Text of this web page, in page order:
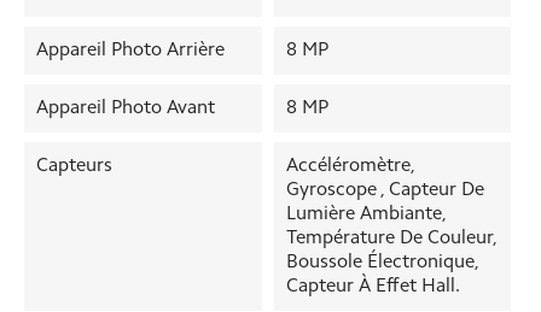
Appareil Photo Arrière 8 MP
Appareil Photo Avant 8 MP
Capteurs
Accéléromètre,
Gyroscope , Capteur De
Lumière Ambiante,
Température De Couleur,
Boussole Électronique,
Capteur À Effet Hall.